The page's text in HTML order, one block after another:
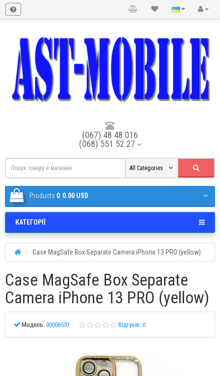
(067) 48 48 016
(068) 551 52 27
All Categories
Products 0 0.00 USD
КАТЕГОРІЇ
Case MagSafe Box Separate Camera iPhone 13 PRO (yellow)
Case MagSafe Box Separate
Camera iPhone 13 PRO (yellow)
Модель: 00006551 Відгуків: 0